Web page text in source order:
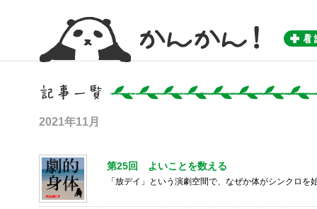
2021年11月
第25回 よいことを数える
「放デイ」という演劇空間で、なぜか体がシンクロを